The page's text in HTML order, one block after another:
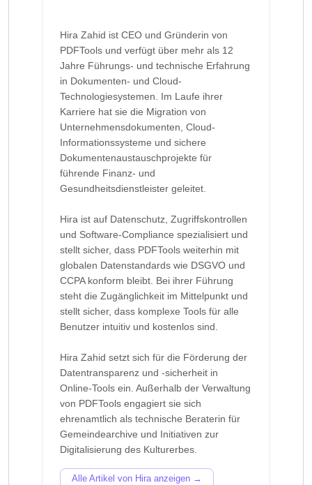
Hira Zahid ist CEO und Gründerin von
PDFTools und verfügt über mehr als 12
Jahre Führungs- und technische Erfahrung
in Dokumenten- und Cloud-
Technologiesystemen. Im Laufe ihrer
Karriere hat sie die Migration von
Unternehmensdokumenten, Cloud-
Informationssysteme und sichere
Dokumentenaustauschprojekte für
führende Finanz- und
Gesundheitsdienstleister geleitet.
Hira ist auf Datenschutz, Zugriffskontrollen
und Software-Compliance spezialisiert und
stellt sicher, dass PDFTools weiterhin mit
globalen Datenstandards wie DSGVO und
CCPA konform bleibt. Bei ihrer Führung
steht die Zugänglichkeit im Mittelpunkt und
stellt sicher, dass komplexe Tools für alle
Benutzer intuitiv und kostenlos sind.
Hira Zahid setzt sich für die Förderung der
Datentransparenz und -sicherheit in
Online-Tools ein. Außerhalb der Verwaltung
von PDFTools engagiert sie sich
ehrenamtlich als technische Beraterin für
Gemeindearchive und Initiativen zur
Alle Artikel von Hira anzeigen →